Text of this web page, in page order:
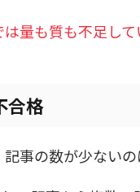
量も質も不足し
合格
事の数が少ないの